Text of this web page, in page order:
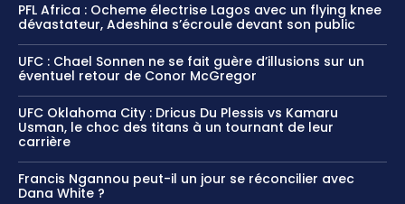
PFL Africa : Ocheme électrise Lagos avec un flying knee
dévastateur, Adeshina s’écroule devant son public
UFC : Chael Sonnen ne se fait guère d’illusions sur un
éventuel retour de Conor McGregor
UFC Oklahoma City : Dricus Du Plessis vs Kamaru
Usman, le choc des titans à un tournant de leur
carrière
Francis Ngannou peut-il un jour se réconcilier avec
Dana White ?